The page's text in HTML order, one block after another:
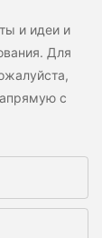
и идеи и
Для
с